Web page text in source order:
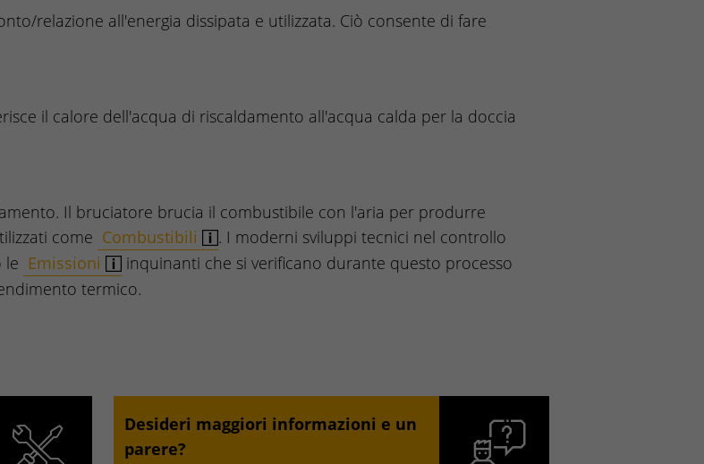
relazione all'energia dissipata e utilizzata. Ciò consente di fare
il calore dell'acqua di riscaldamento all'acqua calda per la doccia
Il bruciatore brucia il combustibile con l'aria per produrre
come Combustibili
. I moderni sviluppi tecnici nel controllo
le Emissioni
inquinanti che si verificano durante questo processo
termico.
Desideri maggiori informazioni e un
parere?